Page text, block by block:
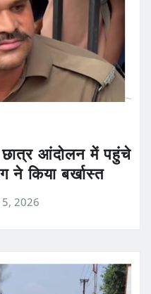
छात्र आंदोलन में पहुंचे
ने किया बर्खास्त
2026